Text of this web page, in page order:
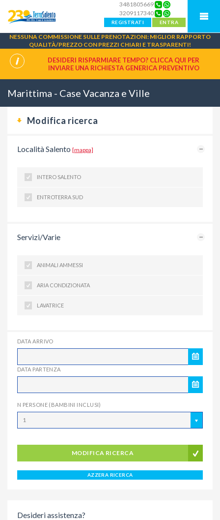
3481805669
3209117340
REGISTRATI ENTRA
NESSUNA COMMISSIONE SULLE PRENOTAZIONI: MIGLIOR RAPPORTO
QUALITÀ/PREZZO CON PREZZI CHIARI E TRASPARENTI!
DESIDERI RISPARMIARE TEMPO? CLICCA QUI PER
INVIARE UNA RICHIESTA GENERICA PREVENTIVO
Marittima - Case Vacanza e Ville
Modifica ricerca
Località Salento [mappa]
INTERO SALENTO
ENTROTERRA SUD
Servizi/Varie
ANIMALI AMMESSI
ARIA CONDIZIONATA
LAVATRICE
DATA ARRIVO
DATA PARTENZA
N PERSONE (BAMBINI INCLUSI)
1
MODIFICA RICERCA
AZZERA RICERCA
Desideri assistenza?